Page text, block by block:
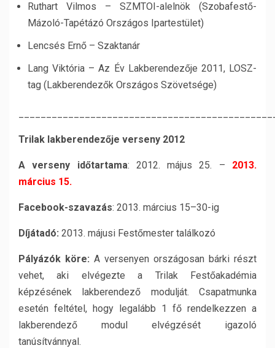
Ruthart Vilmos – SZMTOI-alelnök (Szobafestő-
Mázoló-Tapétázó Országos Ipartestület)
Lencsés Ernő – Szaktanár
Lang Viktória – Az Év Lakberendezője 2011, LOSZ-
tag (Lakberendezők Országos Szövetsége)
Trilak lakberendezője verseny 2012
A verseny időtartama: 2012. május 25. – 2013.
március 15.
Facebook-szavazás: 2013. március 15–30-ig
Díjátadó: 2013. májusi Festőmester találkozó
Pályázók köre: A versenyen országosan bárki részt
vehet, aki elvégezte a Trilak Festőakadémia
képzésének lakberendező modulját. Csapatmunka
esetén feltétel, hogy legalább 1 fő rendelkezzen a
lakberendező modul elvégzését igazoló
tanúsítvánnyal.